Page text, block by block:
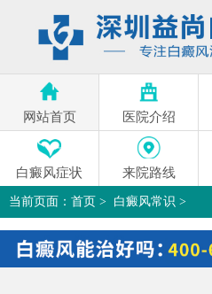
网站首页 医院介绍
白癜风症状 来院路线
当前页面： 首页 > 白癜风常识 >
深圳白癜风哪里治的好：去医院检查